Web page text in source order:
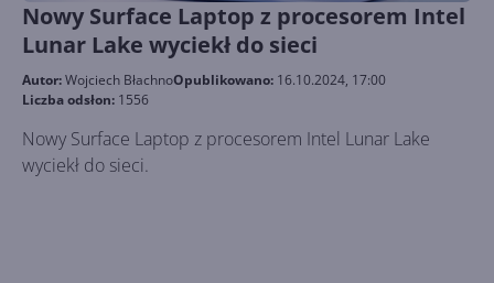
Nowy Surface Laptop z procesorem Intel
Lunar Lake wyciekł do sieci
Autor:Wojciech BłachnoOpublikowano: 16.10.2024, 17:00
Liczba odsłon: 1556
Nowy Surface Laptop z procesorem Intel Lunar Lake
wyciekł do sieci.